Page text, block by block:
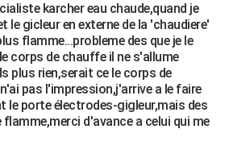
karcher eau chaude,quand je
le gicleur en externe de la 'chaudiere'
flamme...probleme des que je le
corps de chauffe il ne s'allume
plus rien,serait ce le corps de
pas l'impression,j'arrive a le faire
le porte électrodes-gigleur,mais des
flamme,merci d'avance a celui qui me